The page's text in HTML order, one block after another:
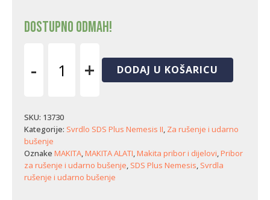
Dostupno odmah!
-
Plus
Nemesis
(8,0
x
mm)
količina
+ DODAJ U KOŠARICU
SKU: 13730
Kategorije: Svrdlo SDS Plus Nemesis II, Za rušenje i udarno
bušenje
Oznake MAKITA,MAKITA ALATI,Makita pribor i dijelovi,Pribor
za rušenje i udarno bušenje, SDS Plus Nemesis, Svrdla
rušenje i udarno bušenje